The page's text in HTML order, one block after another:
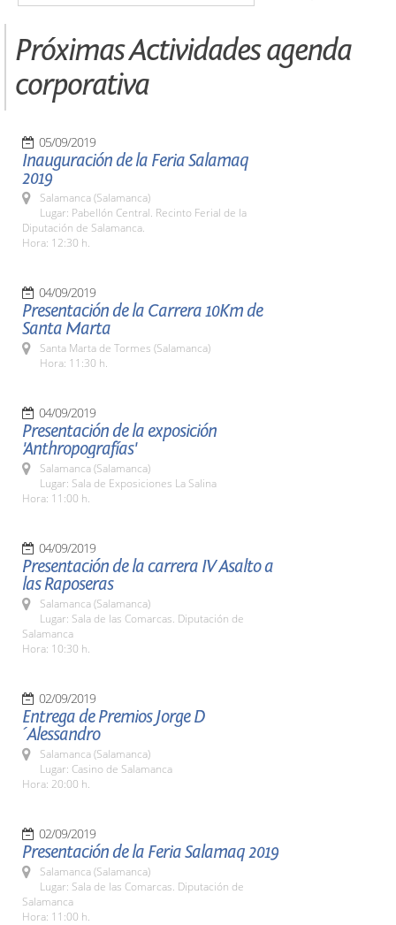
Próximas Actividades agenda
corporativa
05/09/2019
Inauguración de la Feria Salamaq
2019
Salamanca (Salamanca)
Lugar: Pabellón Central. Recinto Ferial de la
Diputación de Salamanca.
Hora: 12:30 h.
04/09/2019
Presentación de la Carrera 10Km de
Santa Marta
Santa Marta de Tormes (Salamanca)
Hora: 11:30 h.
04/09/2019
Presentación de la exposición
'Anthropografías'
Salamanca (Salamanca)
Lugar: Sala de Exposiciones La Salina
Hora: 11:00 h.
04/09/2019
Presentación de la carrera IV Asalto a
las Raposeras
Salamanca (Salamanca)
Lugar: Sala de las Comarcas. Diputación de
Salamanca
Hora: 10:30 h.
02/09/2019
Entrega de Premios Jorge D
´Alessandro
Salamanca (Salamanca)
Lugar: Casino de Salamanca
Hora: 20:00 h.
02/09/2019
Presentación de la Feria Salamaq 2019
Salamanca (Salamanca)
Lugar: Sala de las Comarcas. Diputación de
Salamanca
Hora: 11:00 h.